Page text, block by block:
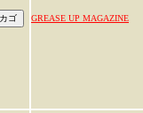
GREASE UP MAGAZINE